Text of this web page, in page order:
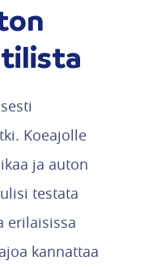
Koeajolle
ja auton
testata
erilaisissa
kannattaa